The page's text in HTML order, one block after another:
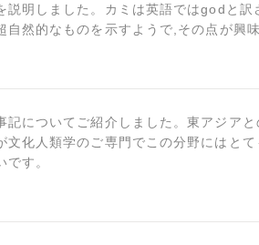
説明しました。カミは英語ではgodと訳
然的なものを示すようで,その点が興
記についてご紹介しました。東アジア
文化人類学のご専門でこの分野にはとて
す。